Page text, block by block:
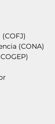
(CONA)